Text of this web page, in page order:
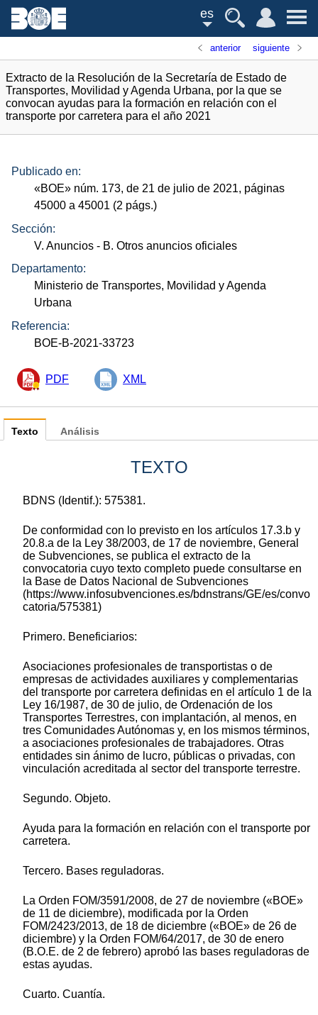
es
anterior siguiente
Extracto de la Resolución de la Secretaría de Estado de
Transportes, Movilidad y Agenda Urbana, por la que se
convocan ayudas para la formación en relación con el
transporte por carretera para el año 2021
Publicado en:
«BOE» núm. 173, de 21 de julio de 2021, páginas
45000 a 45001 (2 págs.)
Sección:
V. Anuncios - B. Otros anuncios oficiales
Departamento:
Ministerio de Transportes, Movilidad y Agenda
Urbana
Referencia:
BOE-B-2021-33723
PDF XML
Texto
TEXTO
BDNS (Identif.): 575381.
De conformidad con lo previsto en los artículos 17.3.b y
20.8.a de la Ley 38/2003, de 17 de noviembre, General
de Subvenciones, se publica el extracto de la
convocatoria cuyo texto completo puede consultarse en
la Base de Datos Nacional de Subvenciones
(https://www.infosubvenciones.es/bdnstrans/GE/es/convo
catoria/575381)
Primero. Beneficiarios:
Asociaciones profesionales de transportistas o de
empresas de actividades auxiliares y complementarias
del transporte por carretera definidas en el artículo 1 de la
Ley 16/1987, de 30 de julio, de Ordenación de los
Transportes Terrestres, con implantación, al menos, en
tres Comunidades Autónomas y, en los mismos términos,
a asociaciones profesionales de trabajadores. Otras
entidades sin ánimo de lucro, públicas o privadas, con
vinculación acreditada al sector del transporte terrestre.
Segundo. Objeto.
Ayuda para la formación en relación con el transporte por
carretera.
Tercero. Bases reguladoras.
La Orden FOM/3591/2008, de 27 de noviembre («BOE»
de 11 de diciembre), modificada por la Orden
FOM/2423/2013, de 18 de diciembre («BOE» de 26 de
diciembre) y la Orden FOM/64/2017, de 30 de enero
(B.O.E. de 2 de febrero) aprobó las bases reguladoras de
estas ayudas.
Cuarto. Cuantía.
Análisis